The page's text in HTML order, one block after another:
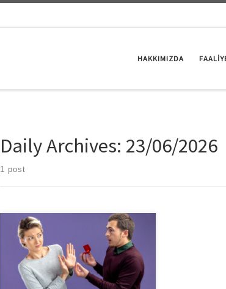
HAKKIMIZDA
Daily Archives: 23/06/2026
1 post